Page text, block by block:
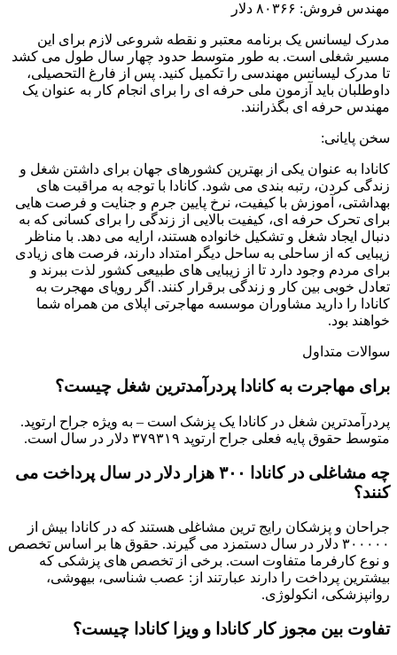
مهندس فروش: ۸۰۳۶۶ دلار
مدرک لیسانس یک برنامه معتبر و نقطه شروعی لازم برای این
مسیر شغلی است. به طور متوسط ​​حدود چهار سال طول می کشد
تا مدرک لیسانس مهندسی را تکمیل کنید. پس از فارغ التحصیلی،
داوطلبان باید آزمون ملی حرفه ای را برای انجام کار به عنوان یک
مهندس حرفه ای بگذرانند.
سخن پایانی:
کانادا به عنوان یکی از بهترین کشورهای جهان برای داشتن شغل و
زندگی کردن، رتبه بندی می شود. کانادا با توجه به مراقبت های
بهداشتی، آموزش با کیفیت، نرخ پایین جرم و جنایت و فرصت هایی
برای تحرک حرفه ای، کیفیت بالایی از زندگی را برای کسانی که به
دنبال ایجاد شغل و تشکیل خانواده هستند، ارایه می دهد. با مناظر
زیبایی که از ساحلی به ساحل دیگر امتداد دارند، فرصت های زیادی
برای مردم وجود دارد تا از زیبایی های طبیعی کشور لذت ببرند و
تعادل خوبی بین کار و زندگی برقرار کنند. اگر رویای مهجرت به
کانادا را دارید مشاوران موسسه مهاجرتی اپلای من همراه شما
خواهند بود.
سوالات متداول
برای مهاجرت به کانادا پردرآمدترین شغل چیست؟
پردرآمدترین شغل در کانادا یک پزشک است – به ویژه جراح ارتوپد.
متوسط ​​حقوق پایه فعلی جراح ارتوپد ۳۷۹۳۱۹ دلار در سال است.
چه مشاغلی در کانادا ۳۰۰ هزار دلار در سال پرداخت می
کنند؟
جراحان و پزشکان رایج ترین مشاغلی هستند که در کانادا بیش از
۳۰۰۰۰۰ دلار در سال دستمزد می گیرند. حقوق ها بر اساس تخصص
و نوع کارفرما متفاوت است. برخی از تخصص های پزشکی که
بیشترین پرداخت را دارند عبارتند از: عصب شناسی، بیهوشی،
روانپزشکی، انکولوژی.
تفاوت بین مجوز کار کانادا و ویزا کانادا چیست؟